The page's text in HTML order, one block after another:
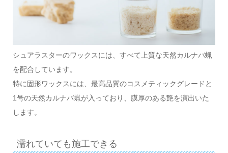
シュアラスターのワックスには、すべて上質な天然カルナバ蝋
を配合しています。
特に固形ワックスには、最高品質のコスメティックグレードと
1号の天然カルナバ蝋が入っており、膜厚のある艶を演出いた
します。
濡れていても施工できる